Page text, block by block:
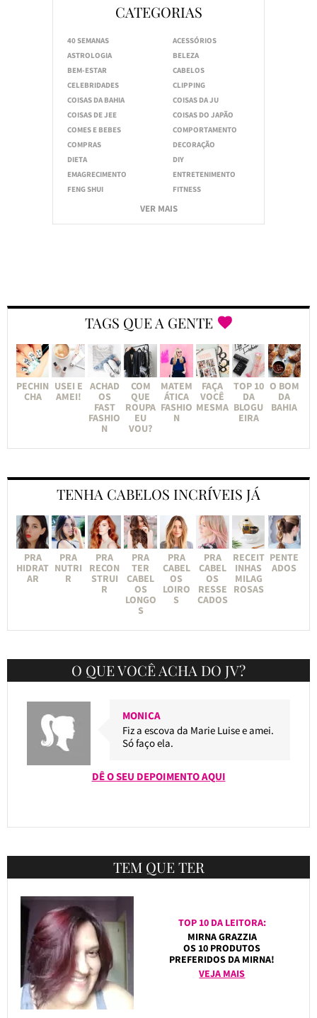
CATEGORIAS
40 SEMANAS
ACESSÓRIOS
ASTROLOGIA
BELEZA
BEM-ESTAR
CABELOS
CELEBRIDADES
CLIPPING
COISAS DA BAHIA
COISAS DA JU
COISAS DE JEE
COISAS DO JAPÃO
COMES E BEBES
COMPORTAMENTO
COMPRAS
DECORAÇÃO
DIETA
DIY
EMAGRECIMENTO
ENTRETENIMENTO
FENG SHUI
FITNESS
VER MAIS
TAGS QUE A GENTE
PECHIN
CHA
USEI E
AMEI!
ACHAD
OS
FAST
FASHIO
N
COM
QUE
ROUPA
EU
VOU?
MATEM
ÁTICA
FASHIO
N
FAÇA
VOCÊ
MESMA
TOP 10
DA
BLOGU
EIRA
O BOM
DA
BAHIA
TENHA CABELOS INCRÍVEIS JÁ
PRA
HIDRAT
AR
PRA
NUTRI
R
PRA
RECON
STRUI
R
PRA
TER
CABEL
OS
LONGO
S
PRA
CABEL
OS
LOIRO
S
PRA
CABEL
OS
RESSE
CADOS
RECEIT
INHAS
MILAG
ROSAS
PENTE
ADOS
O QUE VOCÊ ACHA DO JV?
MONICA
Fiz a escova da Marie Luise e amei.
Só faço ela.
DÊ O SEU DEPOIMENTO AQUI
TEM QUE TER
TOP 10 DA LEITORA:
MIRNA GRAZZIA
OS 10 PRODUTOS
PREFERIDOS DA MIRNA!
VEJA MAIS